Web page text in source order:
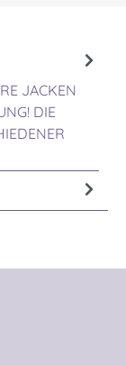
JACKEN
DIE
überspringen